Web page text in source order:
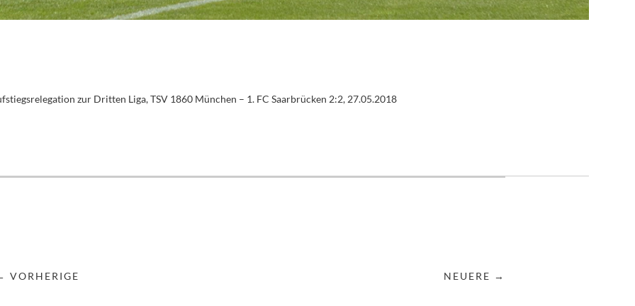
zur Dritten Liga, TSV 1860 München – 1. FC Saarbrücken 2:2, 27.05.2018
VORHERIGE NEUERE →